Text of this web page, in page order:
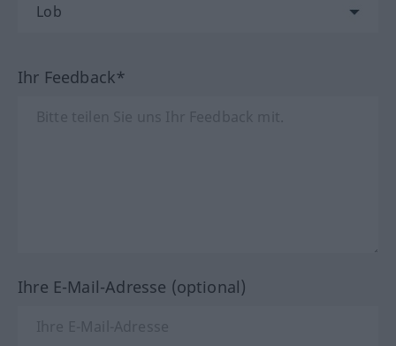
Ihr Feedback*
Ihre E-Mail-Adresse (optional)